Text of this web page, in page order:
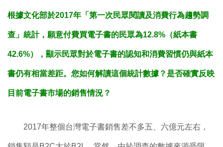
根據文化部於2017年「第一次民眾閱讀及消費行為趨勢調
查」統計，願意付費買電子書的民眾為12.8%（紙本書
42.6%），顯示民眾對於電子書的認知和消費習慣仍與紙本
書仍有相當差距。您如何解讀這個統計數據？是否確實反映
目前電子書市場的銷售情況？
2017年整個台灣電子書銷售差不多五、六億元左右，